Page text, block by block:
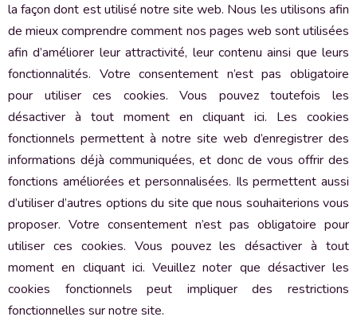
la façon dont est utilisé notre site web. Nous les utilisons afin
de mieux comprendre comment nos pages web sont utilisées
afin d’améliorer leur attractivité, leur contenu ainsi que leurs
fonctionnalités. Votre consentement n’est pas obligatoire
pour utiliser ces cookies. Vous pouvez toutefois les
désactiver à tout moment en cliquant ici. Les cookies
fonctionnels permettent à notre site web d’enregistrer des
informations déjà communiquées, et donc de vous offrir des
fonctions améliorées et personnalisées. Ils permettent aussi
d’utiliser d’autres options du site que nous souhaiterions vous
proposer. Votre consentement n’est pas obligatoire pour
utiliser ces cookies. Vous pouvez les désactiver à tout
moment en cliquant ici. Veuillez noter que désactiver les
cookies fonctionnels peut impliquer des restrictions
fonctionnelles sur notre site.